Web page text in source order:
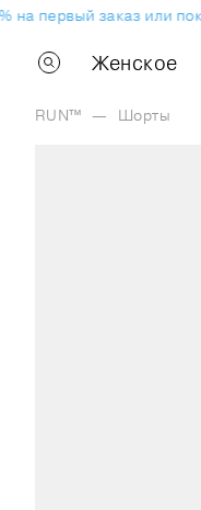
первый заказ или
Женское
RUN™ — Шорты